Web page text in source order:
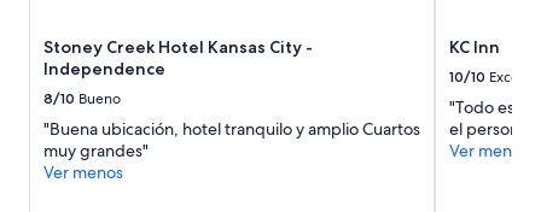
Stoney Creek Hotel Kansas City -
Independence
8/10 Bueno
"Buena ubicación, hotel tranquilo y amplio Cuartos
muy grandes"
Ver menos
KC Inn
10/10
"Todo
el personal
Ver menos